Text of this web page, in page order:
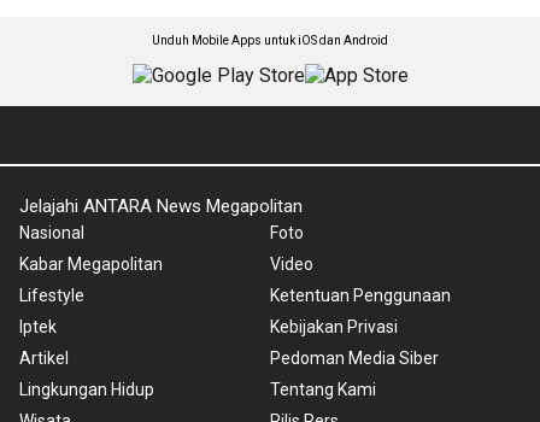
Unduh Mobile Apps untuk iOS dan Android
Jelajahi ANTARA News Megapolitan
Nasional
Kabar Megapolitan
Lifestyle
Iptek
Artikel
Lingkungan Hidup
Foto
Video
Ketentuan Penggunaan
Kebijakan Privasi
Pedoman Media Siber
Tentang Kami